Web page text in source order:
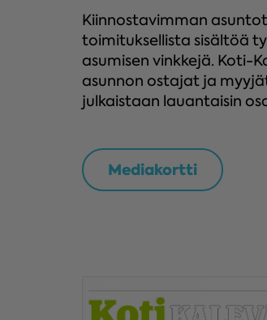
Kiinnostavimman
toimituksellista sisältöä
asumisen vinkkejä. Koti-
asunnon ostajat ja
julkaistaan lauantaisin
Mediakortti